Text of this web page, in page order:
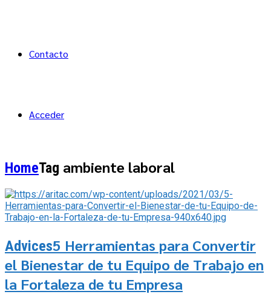
Contacto
Acceder
HomeTag ambiente laboral
Advices5 Herramientas para Convertir
el Bienestar de tu Equipo de Trabajo en
la Fortaleza de tu Empresa